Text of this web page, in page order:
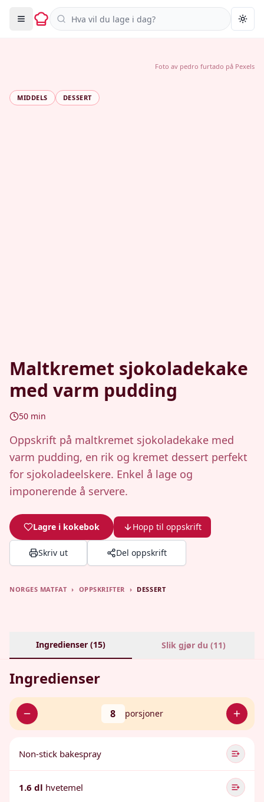
Søk i oppskrifter
MIDDELS DESSERT
Maltkremet sjokoladekake
med varm pudding
50 min
Oppskrift på maltkremet sjokoladekake med
varm pudding, en rik og kremet dessert perfekt
for sjokoladeelskere. Enkel å lage og
imponerende å servere.
Lagre i kokebok Hopp til oppskrift
Skriv ut Del oppskrift
Foto av pedro furtado på Pexels
NORGES MATFAT › OPPSKRIFTER › DESSERT
Ingredienser (15) Slik gjør du (11)
Ingredienser
8 porsjoner
Non-stick bakespray
1.6 dl hvetemel